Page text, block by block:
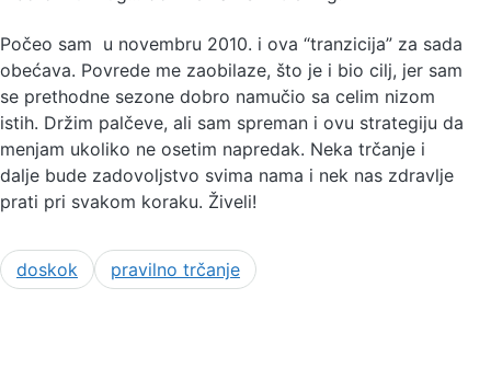
Počeo sam u novembru 2010. i ova “tranzicija” za sada
obećava. Povrede me zaobilaze, što je i bio cilj, jer sam
se prethodne sezone dobro namučio sa celim nizom
istih. Držim palčeve, ali sam spreman i ovu strategiju da
menjam ukoliko ne osetim napredak. Neka trčanje i
dalje bude zadovoljstvo svima nama i nek nas zdravlje
prati pri svakom koraku. Živeli!
doskok pravilno trčanje